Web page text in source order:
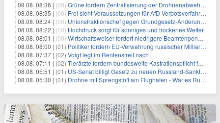
08.08. 08:36 | (00) Grüne fordern Zentralisierung der Drohnenabwehr bei Bundespolizei
08.08. 08:35 | (00) Frei sieht Voraussetzungen für AfD-Verbotsverfahren nicht gegeben
08.08. 08:24 | (00) Unionsfraktionschef gegen Grundgesetz-Änderung für queere Rechte
08.08. 08:22 | (00) Hochdruck sorgt für sonniges und trockenes Wetter
08.08. 08:01 | (00) Wirtschaftsweiser fordert niedrigere Beamtenpensionen
08.08. 08:00 | (01) Politiker fordern EU-Verwahrung russischer Milliarden
08.08. 07:37 | (02) Voigt legt im Rentenstreit nach
08.08. 07:11 | (02) Tierärzte fordern bundesweite Kastrationspflicht für Katzen
08.08. 05:51 | (01) US-Senat billigt Gesetz zu neuen Russland-Sanktionen
08.08. 05:30 | (01) Drohne mit Sprengstoff am Flughafen - War es Russland?